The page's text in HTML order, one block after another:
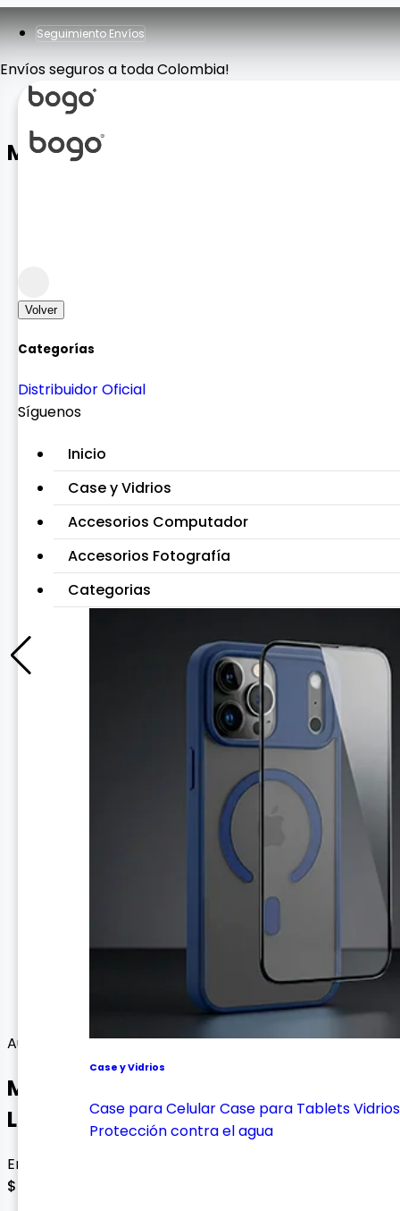
Seguimiento Envíos
Envíos seguros a toda Colombia!
Volver
Categorías
Distribuidor Oficial
Síguenos
Inicio
Case y Vidrios
Accesorios Computador
Accesorios Fotografía
Categorias
Case y Vidrios
Case para CelularCase para TabletsVidrios
Protección contra el agua
Micrófono Solapa Doble K9 Iph
Audio
Micrófono Inalámbrico K9 Doble
Lightning
Envío gratis con esta oferta
$ 58.000